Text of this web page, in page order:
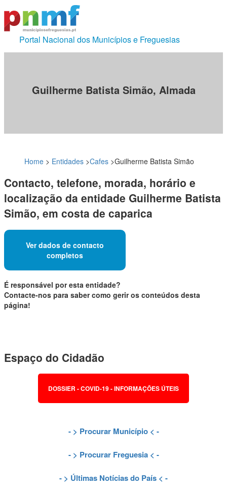
Portal Nacional dos Municípios e Freguesias
Guilherme Batista Simão, Almada
Home > Entidades >Cafes >Guilherme Batista Simão
Contacto, telefone, morada, horário e
localização da entidade Guilherme Batista
Simão, em costa de caparica
Ver dados de contacto
completos
É responsável por esta entidade?
Contacte-nos para saber como gerir os conteúdos desta
página!
Espaço do Cidadão
DOSSIER - COVID-19 - INFORMAÇÕES ÚTEIS
- > Procurar Município< -
- > Procurar Freguesia< -
- > Últimas Notícias do País < -